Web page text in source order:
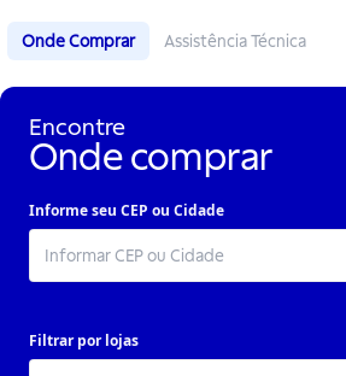
Onde Comprar Assistência Técnica
Encontre
Onde comprar
Informe seu CEP ou Cidade
Filtrar por lojas